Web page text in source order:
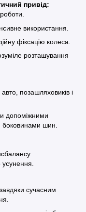
привід:
використання.
фіксацію колеса.
розташування
позашляховиків і
допоміжними
боковинами шин.
сучасним